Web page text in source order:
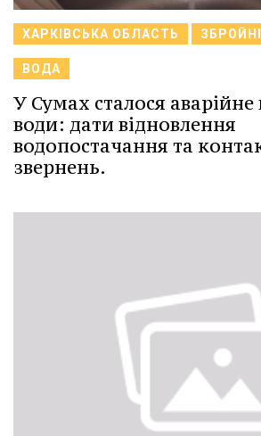
ХАРКІВСЬКА ОБЛАСТЬ
ВОДА
У Сумах сталося
води: дати відновлення
водопостачання та
звернень.